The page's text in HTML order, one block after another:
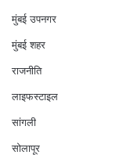
मुंबई उपनगर
मुंबई शहर
राजनीति
लाइफस्टाइल
सांगली
सोलापूर